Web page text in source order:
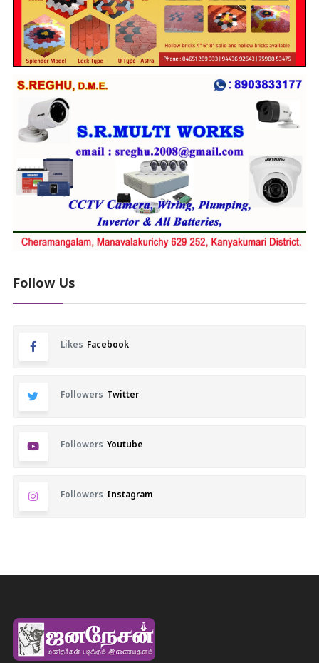
Follow Us
Likes Facebook
Followers Twitter
Followers Youtube
Followers Instagram